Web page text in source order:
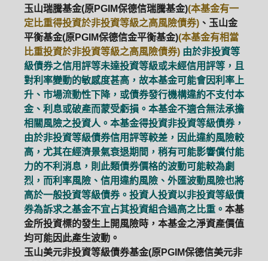
玉山瑞騰基金(原PGIM保德信瑞騰基金)(本基金有一
定比重得投資於非投資等級之高風險債券) 、玉山金
平衡基金(原PGIM保德信金平衡基金)(本基金有相當
比重投資於非投資等級之高風險債券) 由於非投資等
級債券之信用評等未達投資等級或未經信用評等，且
對利率變動的敏感度甚高，故本基金可能會因利率上
升、市場流動性下降，或債券發行機構違約不支付本
金、利息或破產而蒙受虧損。本基金不適合無法承擔
相關風險之投資人。本基金得投資非投資等級債券，
由於非投資等級債券信用評等較差，因此違約風險較
高，尤其在經濟景氣衰退期間，稍有可能影響償付能
力的不利消息，則此類債券價格的波動可能較為劇
烈，而利率風險、信用違約風險、外匯波動風險也將
高於一般投資等級債券。投資人投資以非投資等級債
券為訴求之基金不宜占其投資組合過高之比重。 本基
金所投資標的發生上開風險時，本基金之淨資產價值
均可能因此產生波動。
玉山美元非投資等級債券基金(原PGIM保德信美元非